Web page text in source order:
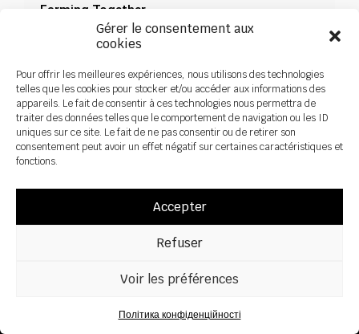
Gérer le consentement aux
cookies
Pour offrir les meilleures expériences, nous utilisons des technologies
telles que les cookies pour stocker et/ou accéder aux informations des
appareils. Le fait de consentir à ces technologies nous permettra de
traiter des données telles que le comportement de navigation ou les ID
uniques sur ce site. Le fait de ne pas consentir ou de retirer son
consentement peut avoir un effet négatif sur certaines caractéristiques et
fonctions.
Accepter
Refuser
Voir les préférences
Політика конфіденційності
Farming Together
Поступки
Документація
Новини
Всі права захищені ©2026 Sky Agriculture – Дизайн: